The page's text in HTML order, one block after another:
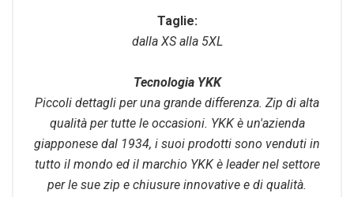
Taglie:
dalla XS alla 5XL
Tecnologia YKK
Piccoli dettagli per una grande differenza. Zip di alta
qualità per tutte le occasioni. YKK è un'azienda
giapponese dal 1934, i suoi prodotti sono venduti in
tutto il mondo ed il marchio YKK è leader nel settore
per le sue zip e chiusure innovative e di qualità.